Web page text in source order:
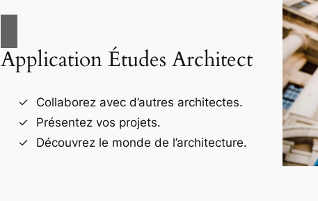
Application Études Architect
Collaborez avec d’autres architectes.
Présentez vos projets.
Découvrez le monde de l’architecture.